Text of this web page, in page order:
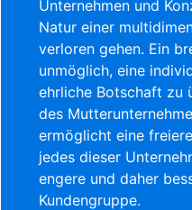
Unternehmen und
Natur einer
verloren gehen. Ein
unmöglich, eine
ehrliche Botschaft zu
des
ermöglicht eine
jedes dieser
engere und daher
Kundengruppe.